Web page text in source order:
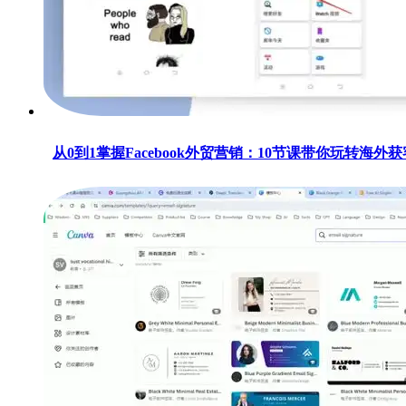
从0到1掌握Facebook外贸营销：10节课带你玩转海外获